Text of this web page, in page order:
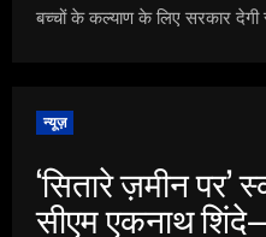
बच्चों के कल्याण के लिए सरकार देगी
न्यूज़
‘सितारे ज़मीन पर’
सीएम एकनाथ